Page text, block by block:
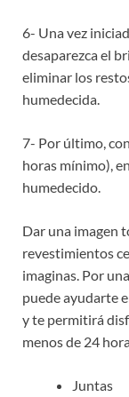
6- Una vez
desaparezca el
eliminar los
humedecida.
7- Por último,
horas mínimo),
humedecido.
Dar una imagen
revestimientos
imaginas. Por
puede ayudarte
y te permitirá
menos de 24
Juntas